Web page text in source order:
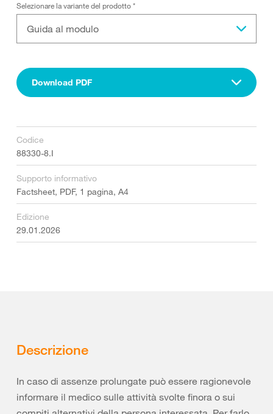
Selezionare la variante del prodotto*
Guida al modulo
Download PDF
Codice
88330-8.I
Supporto informativo
Factsheet, PDF, 1 pagina, A4
Edizione
29.01.2026
Descrizione
In caso di assenze prolungate può essere ragionevole
informare il medico sulle attività svolte finora o sui